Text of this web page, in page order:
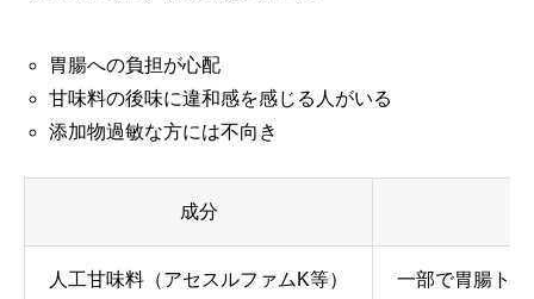
胃腸への負担が心配
甘味料の後味に違和感を感じる人がいる
添加物過敏な方には不向き
成分
人工甘味料（アセスルファムK等） 一部で胃腸ト